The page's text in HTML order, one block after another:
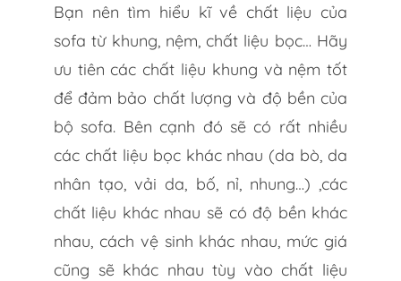
Bạn nên tìm hiểu kĩ về chất liệu của
sofa từ khung, nệm, chất liệu bọc… Hãy
ưu tiên các chất liệu khung và nệm tốt
để đảm bảo chất lượng và độ bền của
bộ sofa. Bên cạnh đó sẽ có rất nhiều
các chất liệu bọc khác nhau (da bò, da
nhân tạo, vải da, bố, nỉ, nhung…) ,các
chất liệu khác nhau sẽ có độ bền khác
nhau, cách vệ sinh khác nhau, mức giá
cũng sẽ khác nhau tùy vào chất liệu